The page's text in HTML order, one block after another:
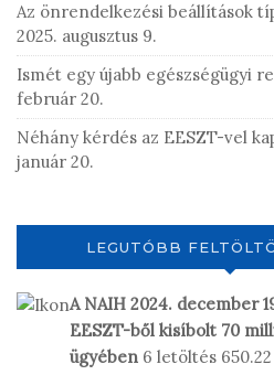
Az önrendelkezési beállítások
2025. augusztus 9.
Ismét egy újabb egészségügyi
február 20.
Néhány kérdés az EESZT-vel
január 20.
LEGUTÓBB
A NAIH 2024. december
EESZT-ből kisíbolt 70
ügyében 6 letöltés